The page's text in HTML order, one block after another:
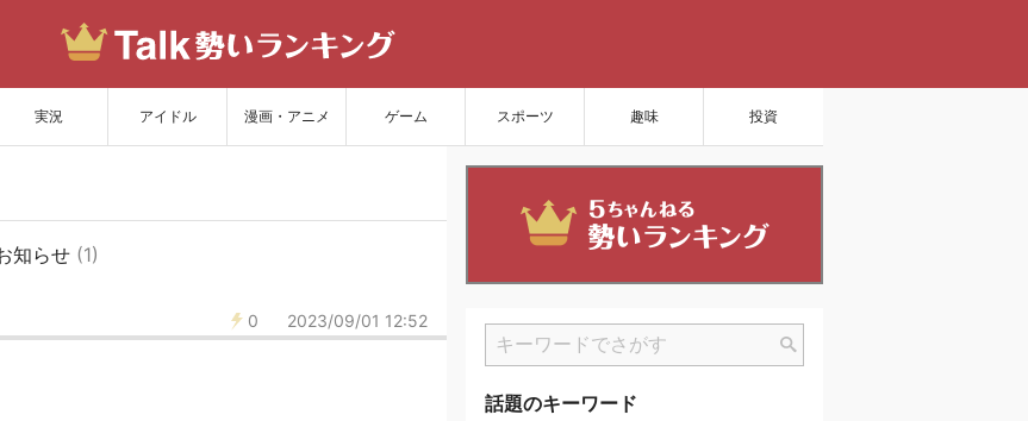
実況 アイドル 漫画・アニメ ゲーム スポーツ 趣味 投資
サイトを更新
知らせ (1)
0 2023/09/01 12:52
話題のキーワード